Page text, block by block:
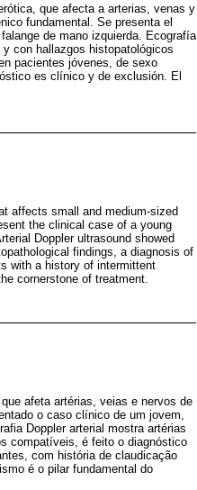
que afecta a arterias, venas y
fundamental. Se presenta el
de mano izquierda. Ecografía
con hallazgos histopatológicos
pacientes jóvenes, de sexo
es clínico y de exclusión. El
affects small and medium-sized
the clinical case of a young
Doppler ultrasound showed
findings, a diagnosis of
with a history of intermittent
cornerstone of treatment.
afeta artérias, veias e nervos de
o caso clínico de um jovem,
Doppler arterial mostra artérias
compatíveis, é feito o diagnóstico
com história de claudicação
é o pilar fundamental do